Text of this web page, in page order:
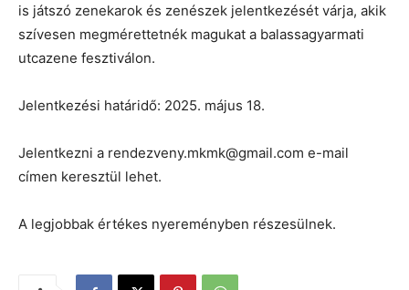
is játszó zenekarok és zenészek jelentkezését várja, akik
szívesen megmérettetnék magukat a balassagyarmati
utcazene fesztiválon.
Jelentkezési határidő: 2025. május 18.
Jelentkezni a rendezveny.mkmk@gmail.com e-mail
címen keresztül lehet.
A legjobbak értékes nyereményben részesülnek.